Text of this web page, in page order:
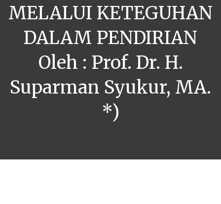
MELALUI KETEGUHAN
DALAM PENDIRIAN
Oleh : Prof. Dr. H.
Suparman Syukur, MA.
*)